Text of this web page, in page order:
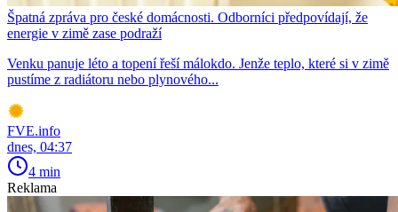
Špatná zpráva pro české domácnosti. Odborníci předpovídají, že
energie v zimě zase podraží
Venku panuje léto a topení řeší málokdo. Jenže teplo, které si v zimě
pustíme z radiátoru nebo plynového...
FVE.info
dnes, 04:37
4 min
Reklama